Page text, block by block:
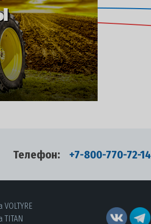
Телефон: +7-800-770-72-14
TITAN